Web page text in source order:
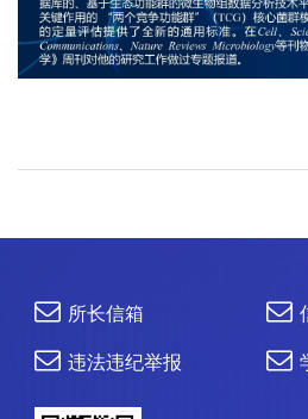
所长信箱
违法违纪举报